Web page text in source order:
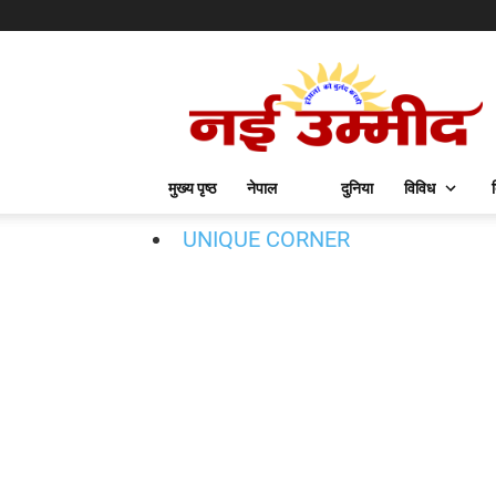
मुख्य पृष्ठ नेपाल दुनिया विविध
UNIQUE CORNER